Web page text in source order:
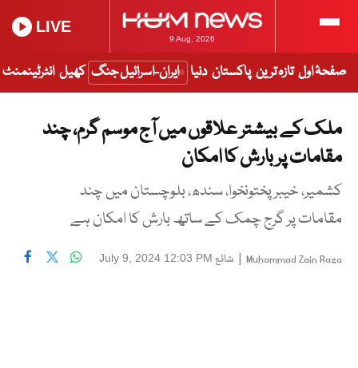
9 Aug, 2026
LIVE
صفحۂ اول تازہ ترین پاکستان دنیا ایران-اسرائیل جنگ کھیل انٹرٹینمنٹ
ملک کے بیشتر علاقوں میں آج موسم گرم، چند
مقامات پر بارش کا امکان
کشمیر، خیبر پختونخوا، سندھ، بلوچستان میں چند
مقامات پر گرج چمک کے ساتھ بارش کا امکان ہے
Muhammad Zain Raza
| شائع July 9, 2024 12:03 PM